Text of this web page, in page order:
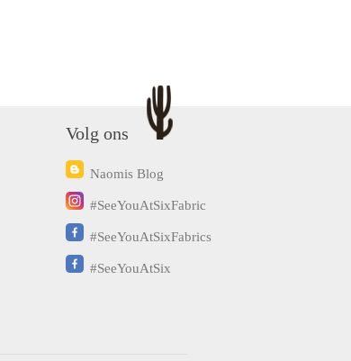
Volg ons
Naomis Blog
#SeeYouAtSixFabric
#SeeYouAtSixFabrics
#SeeYouAtSix